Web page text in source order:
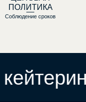
ПОЛИТИКА
Соблюдение сроков